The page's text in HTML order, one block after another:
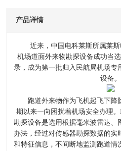
产品详情
近来，中国电科莱斯所属莱斯
机场道面外来物勘探设备成功当
录，成为第一批归入民航局机场专
设备。
跑道外来物作为飞机起飞下降
期以来一向困扰着机场安全办理
勘探设备是选用根据毫米波雷达、
办法，经过对传感器勘探数据的实
和特征信息，不间断地监测跑道情